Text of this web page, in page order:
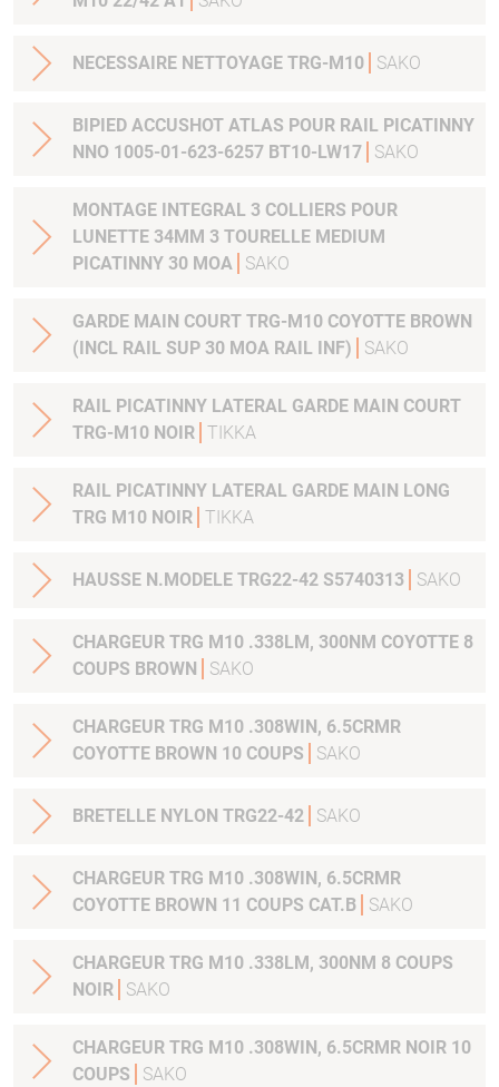
NECESSAIRE NETTOYAGE TRG-M10 SAKO
BIPIED ACCUSHOT ATLAS POUR RAIL PICATINNY
NNO 1005-01-623-6257 BT10-LW17
SAKO
MONTAGE INTEGRAL 3 COLLIERS POUR
LUNETTE 34MM 3 TOURELLE MEDIUM
PICATINNY 30 MOA
SAKO
GARDE MAIN COURT TRG-M10 COYOTTE BROWN
(INCL RAIL SUP 30 MOA RAIL INF)
SAKO
RAIL PICATINNY LATERAL GARDE MAIN COURT
TRG-M10 NOIR TIKKA
RAIL PICATINNY LATERAL GARDE MAIN LONG
TRG M10 NOIR TIKKA
HAUSSE N.MODELE TRG22-42 S5740313 SAKO
CHARGEUR TRG M10 .338LM, 300NM COYOTTE 8
COUPS BROWN
SAKO
CHARGEUR TRG M10 .308WIN, 6.5CRMR
COYOTTE BROWN 10 COUPS
SAKO
BRETELLE NYLON TRG22-42 SAKO
CHARGEUR TRG M10 .308WIN, 6.5CRMR
COYOTTE BROWN 11 COUPS CAT.B
SAKO
CHARGEUR TRG M10 .338LM, 300NM 8 COUPS
NOIR
SAKO
CHARGEUR TRG M10 .308WIN, 6.5CRMR NOIR 10
COUPS
SAKO